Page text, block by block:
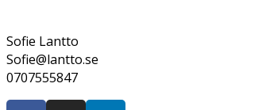
Sofie Lantto
Sofie@lantto.se
0707555847